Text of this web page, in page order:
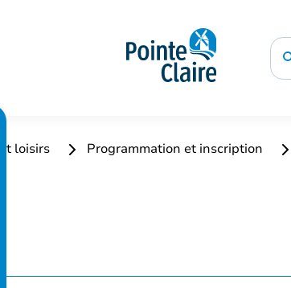
loisirs Programmation et inscription